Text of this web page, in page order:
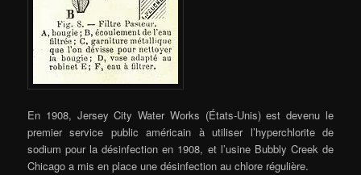
En 1908, Jersey City Water Works (États-Unis) est devenu le
premier service public américain à utiliser l’hyperchlorite de
sodium pour la désinfection en 1908, et l’usine Bubbly Creek de
Chicago a mis en place une désinfection au chlore régulière.